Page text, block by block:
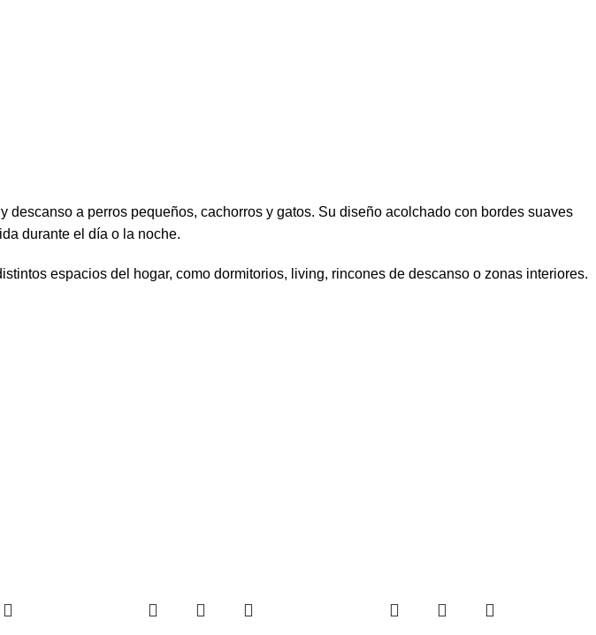
descanso a perros pequeños, cachorros y gatos. Su diseño acolchado con bordes suaves
durante el día o la noche.
espacios del hogar, como dormitorios, living, rincones de descanso o zonas interiores.